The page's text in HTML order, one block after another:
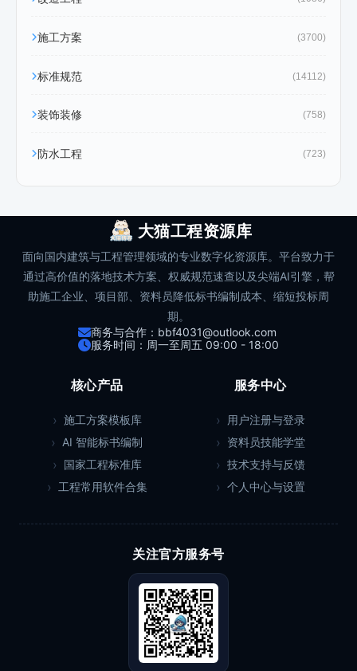
施工方案 (3700)
标准规范 (14112)
装饰装修 (758)
防水工程 (723)
大猫工程资源库
面向国内建筑与工程管理领域的专业数字化资源库。平台致力于
通过高价值的落地技术方案、权威规范速查以及尖端AI引擎，帮
助施工企业、项目部、资料员降低标书编制成本、缩短投标周
期。
商务与合作：bbf4031@outlook.com
服务时间：周一至周五 09:00 - 18:00
核心产品
施工方案模板库
AI 智能标书编制
国家工程标准库
工程常用软件合集
服务中心
用户注册与登录
资料员技能学堂
技术支持与反馈
个人中心与设置
关注官方服务号